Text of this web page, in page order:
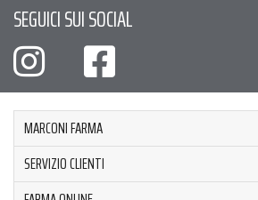
SEGUICI SUI SOCIAL
MARCONI FARMA
SERVIZIO CLIENTI